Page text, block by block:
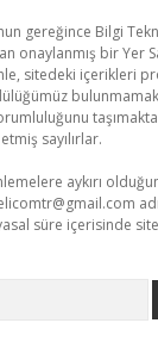
gereğince Bilgi
onaylanmış bir Yer
sitedeki içerikleri
sayılırlar.
aykırı
süre içerisinde